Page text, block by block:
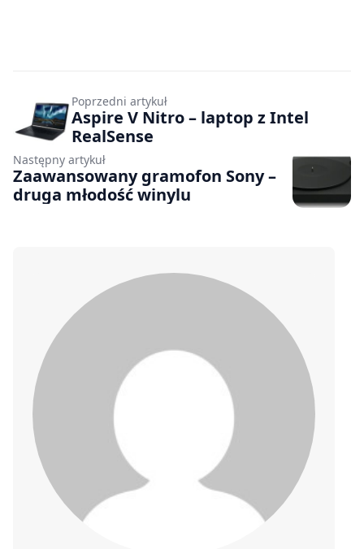
Poprzedni artykuł
Aspire V Nitro – laptop z Intel
RealSense
Następny artykuł
Zaawansowany gramofon Sony –
druga młodość winylu